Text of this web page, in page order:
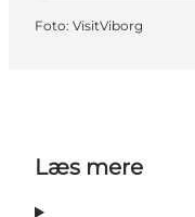
Foto: VisitViborg
Læs mere